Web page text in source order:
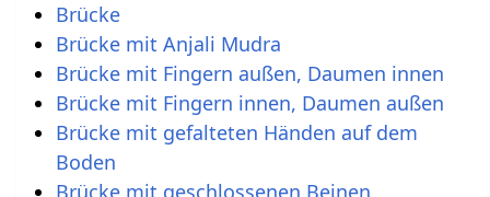
Brücke
Brücke mit Anjali Mudra
Brücke mit Fingern außen, Daumen innen
Brücke mit Fingern innen, Daumen außen
Brücke mit gefalteten Händen auf dem
Boden
Brücke mit geschlossenen Beinen